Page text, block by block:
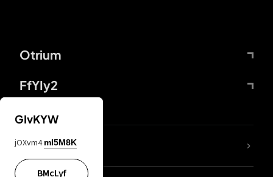
Otrium
FfYIy2
DDcvSo
GIvKYW
jOXvm4 mI5M8K
BMcLyf